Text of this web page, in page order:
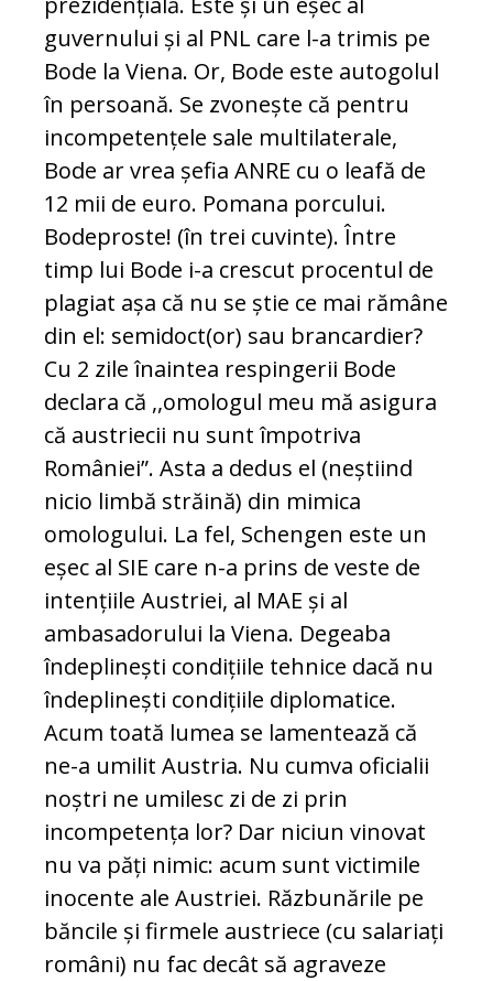
guvernului și al PNL care l-a trimis pe
Bode la Viena. Or, Bode este autogolul
în persoană. Se zvonește că pentru
incompetențele sale multilaterale,
Bode ar vrea șefia ANRE cu o leafă de
12 mii de euro. Pomana porcului.
Bodeproste! (în trei cuvinte). Între
timp lui Bode i-a crescut procentul de
plagiat așa că nu se știe ce mai rămâne
din el: semidoct(or) sau brancardier?
Cu 2 zile înaintea respingerii Bode
declara că ,,omologul meu mă asigura
că austriecii nu sunt împotriva
României”. Asta a dedus el (neștiind
nicio limbă străină) din mimica
omologului. La fel, Schengen este un
eșec al SIE care n-a prins de veste de
intențiile Austriei, al MAE și al
ambasadorului la Viena. Degeaba
îndeplinești condițiile tehnice dacă nu
îndeplinești condițiile diplomatice.
Acum toată lumea se lamentează că
ne-a umilit Austria. Nu cumva oficialii
noștri ne umilesc zi de zi prin
incompetența lor? Dar niciun vinovat
nu va păți nimic: acum sunt victimile
inocente ale Austriei. Răzbunările pe
băncile și firmele austriece (cu salariați
români) nu fac decât să agraveze